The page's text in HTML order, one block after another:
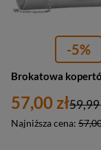
-5%
57,00 zł
Najniższa cena:
59,99